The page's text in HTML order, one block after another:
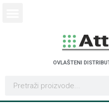
OVLAŠTENI